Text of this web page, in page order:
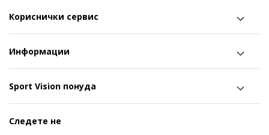
Кориснички сервис
Информации
Sport Vision понуда
Следете не